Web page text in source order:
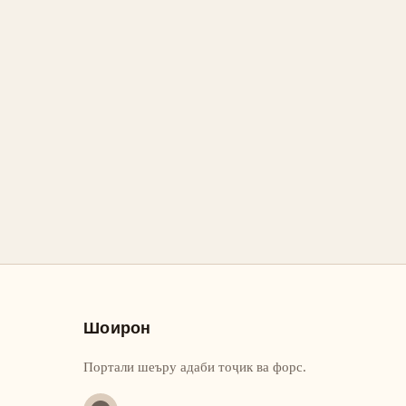
Шоирон
Портали шеъру адаби тоҷик ва форс.